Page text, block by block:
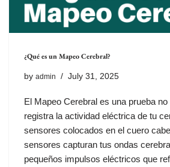
¿Qué es un Mapeo Cerebral?
by admin July 31, 2025
El Mapeo Cerebral es una prueba
registra la actividad eléctrica de tu
sensores colocados en el cuero
sensores capturan tus ondas
pequeños impulsos eléctricos que